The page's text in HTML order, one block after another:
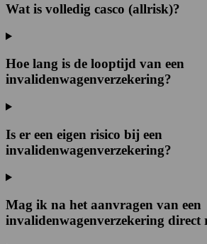
Wat is volledig casco (allrisk)?
Hoe lang is de looptijd van een
invalidenwagenverzekering?
Is er een eigen risico bij een
invalidenwagenverzekering?
Mag ik na het aanvragen van een
invalidenwagenverzekering direct